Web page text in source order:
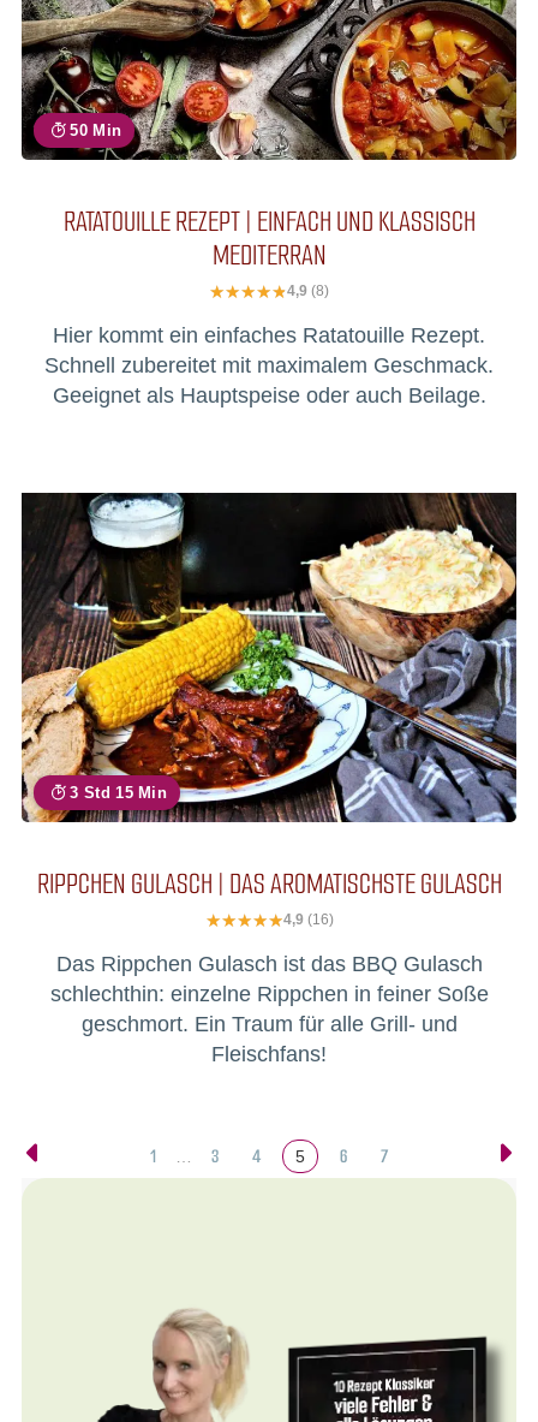
50 Min
RATATOUILLE REZEPT | EINFACH UND KLASSISCH
MEDITERRAN
4,9 (8)
Hier kommt ein einfaches Ratatouille Rezept.
Schnell zubereitet mit maximalem Geschmack.
Geeignet als Hauptspeise oder auch Beilage.
3 Std 15 Min
RIPPCHEN GULASCH | DAS AROMATISCHSTE GULASCH
4,9 (16)
Das Rippchen Gulasch ist das BBQ Gulasch
schlechthin: einzelne Rippchen in feiner Soße
geschmort. Ein Traum für alle Grill- und
Fleischfans!
1 … 3 4 5 6 7